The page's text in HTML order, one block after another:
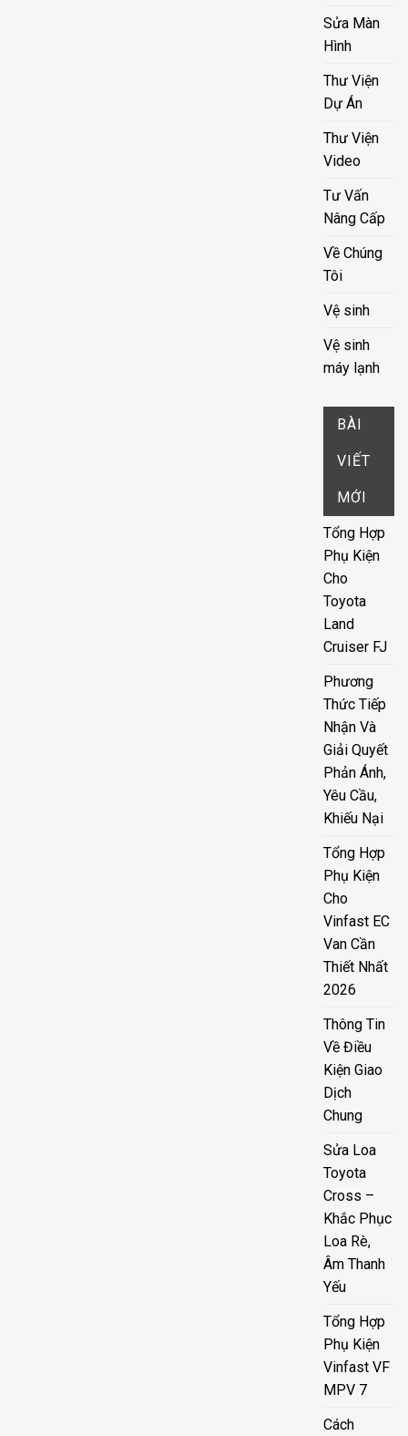
Sửa Màn
Hình
Thư Viện
Dự Án
Thư Viện
Video
Tư Vấn
Nâng Cấp
Về Chúng
Tôi
Vệ sinh
Vệ sinh
máy lạnh
BÀI
VIẾT
MỚI
Tổng Hợp
Phụ Kiện
Cho
Toyota
Land
Cruiser FJ
Phương
Thức Tiếp
Nhận Và
Giải Quyết
Phản Ánh,
Yêu Cầu,
Khiếu Nại
Tổng Hợp
Phụ Kiện
Cho
Vinfast EC
Van Cần
Thiết Nhất
2026
Thông Tin
Về Điều
Kiện Giao
Dịch
Chung
Sửa Loa
Toyota
Cross –
Khắc Phục
Loa Rè,
Âm Thanh
Yếu
Tổng Hợp
Phụ Kiện
Vinfast VF
MPV 7
Cách